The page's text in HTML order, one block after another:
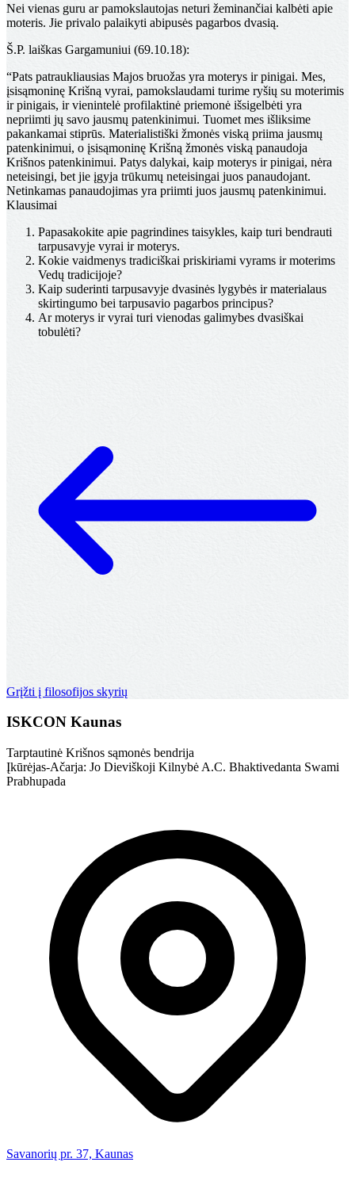
Nei vienas guru ar pamokslautojas neturi žeminančiai kalbėti apie
moteris. Jie privalo palaikyti abipusės pagarbos dvasią.
Š.P. laiškas Gargamuniui (69.10.18):
“Pats patraukliausias Majos bruožas yra moterys ir pinigai. Mes,
įsisąmoninę Krišną vyrai, pamokslaudami turime ryšių su moterimis
ir pinigais, ir vienintelė profilaktinė priemonė išsigelbėti yra
nepriimti jų savo jausmų patenkinimui. Tuomet mes išliksime
pakankamai stiprūs. Materialistiški žmonės viską priima jausmų
patenkinimui, o įsisąmoninę Krišną žmonės viską panaudoja
Krišnos patenkinimui. Patys dalykai, kaip moterys ir pinigai, nėra
neteisingi, bet jie įgyja trūkumų neteisingai juos panaudojant.
Netinkamas panaudojimas yra priimti juos jausmų patenkinimui.
Klausimai
Papasakokite apie pagrindines taisykles, kaip turi bendrauti
tarpusavyje vyrai ir moterys.
Kokie vaidmenys tradiciškai priskiriami vyrams ir moterims
Vedų tradicijoje?
Kaip suderinti tarpusavyje dvasinės lygybės ir materialaus
skirtingumo bei tarpusavio pagarbos principus?
Ar moterys ir vyrai turi vienodas galimybes dvasiškai
tobulėti?
Grįžti į filosofijos skyrių
ISKCON Kaunas
Tarptautinė Krišnos sąmonės bendrija
Įkūrėjas-Ačarja: Jo Dieviškoji Kilnybė A.C. Bhaktivedanta Swami
Prabhupada
Savanorių pr. 37, Kaunas